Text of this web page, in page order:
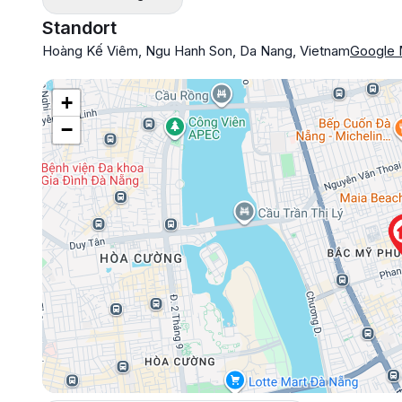
Standort
Hoàng Kế Viêm, Ngu Hanh Son, Da Nang, VietnamGoogle
+
−